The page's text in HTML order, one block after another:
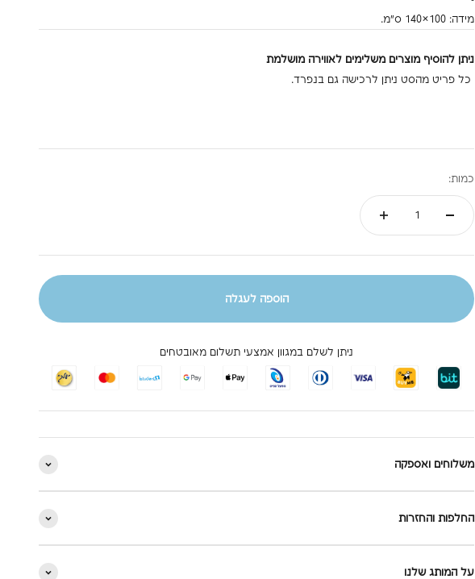
מידה: ‎140×100 ס"מ.
ניתן להוסיף מוצרים משלימים לאווירה מושלמת
כל פריט מהסט ניתן לרכישה גם בנפרד.
כמות:
הוספה לעגלה
ניתן לשלם במגוון אמצעי תשלום מאובטחים
משלוחים ואספקה
החלפות והחזרות
על המותג שלנו